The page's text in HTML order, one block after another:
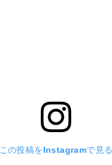
この投稿をInstagramで見る